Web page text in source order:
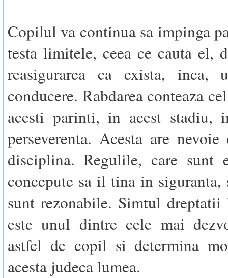
Copilul va continua sa impinga
testa limitele, ceea ce cauta el,
reasigurarea ca exista, inca,
conducere. Rabdarea conteaza
acesti parinti, in acest stadiu,
perseverenta. Acesta are
disciplina. Regulile, care sunt
concepute sa il tina in
sunt rezonabile. Simtul
este unul dintre cele mai
astfel de copil si determina
acesta judeca lumea.